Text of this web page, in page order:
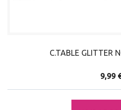
C.TABLE GLITTER
9,99